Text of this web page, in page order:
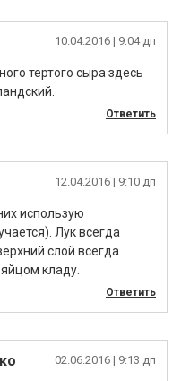
10.04.2016 | 9:04 дп
тертого сыра здесь
Ответить
12.04.2016 | 9:10 дп
использую
Лук всегда
слой всегда
кладу.
Ответить
02.06.2016 | 9:13 дп